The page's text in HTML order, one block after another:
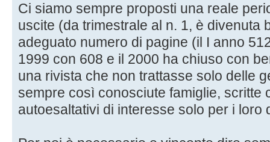
Ci siamo sempre proposti una reale
uscite (da trimestrale al n. 1, è divenuta
adeguato numero di pagine (il I anno
1999 con 608 e il 2000 ha chiuso con
una rivista che non trattasse solo delle
sempre così conosciute famiglie, scritte
autoesaltativi di interesse solo per i loro